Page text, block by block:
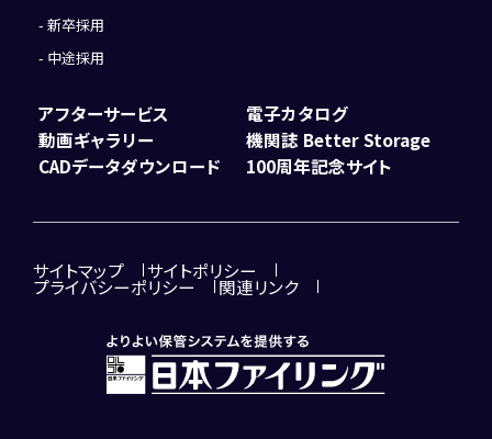
新卒採用
中途採用
アフターサービス
電子カタログ
動画ギャラリー
機関誌 Better Storage
CADデータダウンロード
100周年記念サイト
サイトマップ サイトポリシー
プライバシーポリシー 関連リンク